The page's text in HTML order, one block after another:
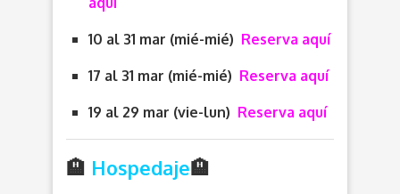
10 al 31 mar (mié-mié) Reserva aquí
17 al 31 mar (mié-mié) Reserva aquí
19 al 29 mar (vie-lun) Reserva aquí
🏨 Hospedaje🏨